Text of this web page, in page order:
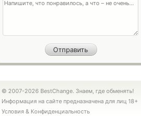
© 2007-2026 BestChange. Знаем, где обменять!
Информация на сайте предназначена для лиц 18+
Условия & Конфиденциальность